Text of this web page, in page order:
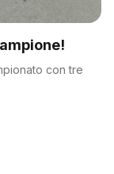
con tre